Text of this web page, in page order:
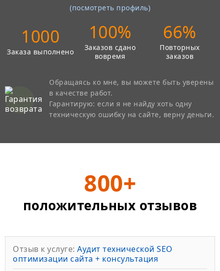
(посмотреть профиль)
1000
Заказа выполнено
100%
Заказов сдано
вовремя
66%
Повторных
заказов
Обращаясь ко мне, вы можете быть уверены
в качестве работ.
Гарантирую: если я не найду хоть одну
техническую ошибку на сайте, верну деньги.
800+
положительных отзывов
Отзыв к услуге: Аудит технической SEO
оптимизации сайта + консультация